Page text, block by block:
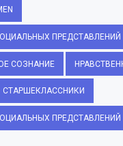
ПРЕДСТАВЛЕНИЙ
СОЗНАНИЕ
СТАРШЕКЛАССНИКИ
ПРЕДСТАВЛЕНИЙ